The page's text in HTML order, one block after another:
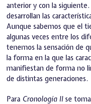
anterior y con la
desarrollan las
Aunque sabemos que el
algunas veces entre los
tenemos la sensación de
la forma en la que las
manifiestan de forma no
de distintas generaciones.
Para Cronología IIse